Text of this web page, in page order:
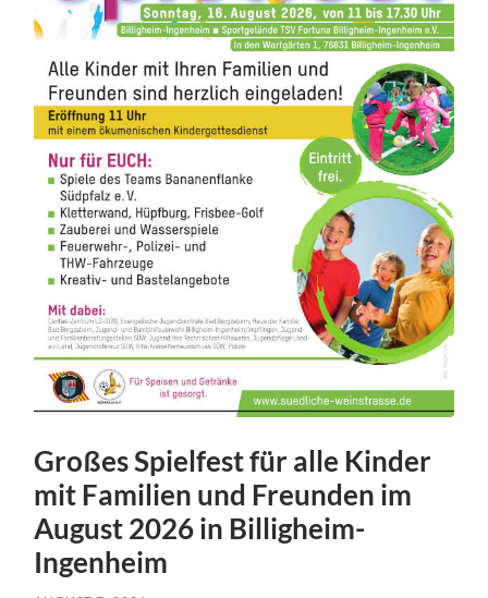
Großes Spielfest für alle Kinder
mit Familien und Freunden im
August 2026 in Billigheim-
Ingenheim